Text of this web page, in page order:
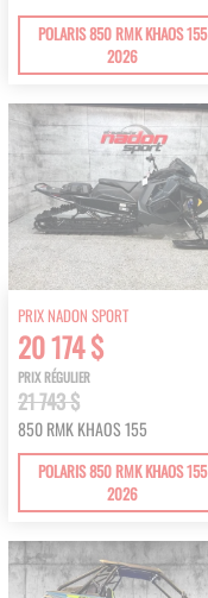
POLARIS 850 RMK KHAOS 155
2026
PRIX NADON SPORT
20 174 $
PRIX RÉGULIER
21 743 $
850 RMK KHAOS 155
POLARIS 850 RMK KHAOS 155
2026